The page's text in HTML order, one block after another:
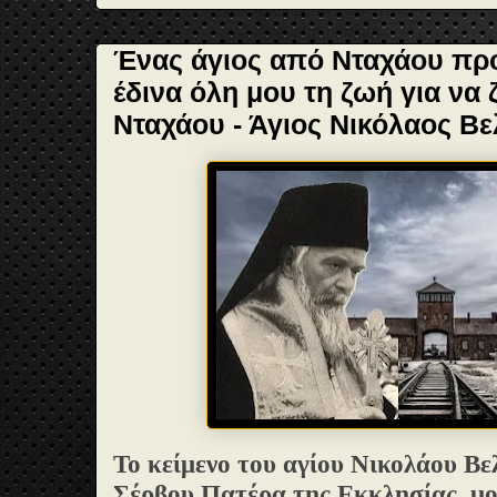
Ένας άγιος από Νταχάου
έδινα όλη μου τη ζωή για
Νταχάου - Άγιος Νικόλαος
Το κείμενο του αγίου Νικολάου